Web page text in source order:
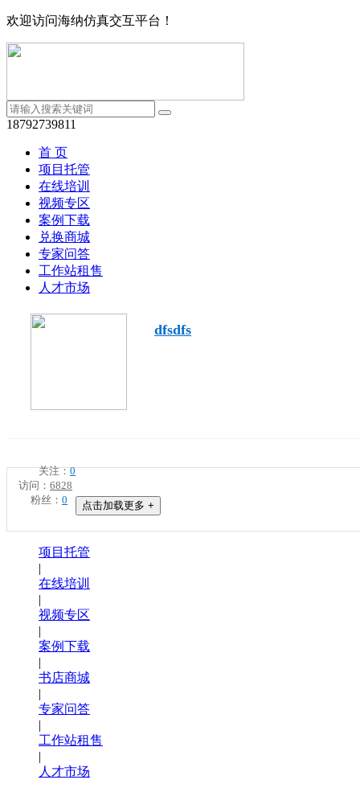
欢迎访问海纳仿真交互平台！
18792739811
首 页
项目托管
在线培训
视频专区
案例下载
兑换商城
专家问答
工作站租售
人才市场
dfsdfs
关注：0
访问： 6828
粉丝： 0 点击加载更多 +
项目托管
|
在线培训
|
视频专区
|
案例下载
|
书店商城
|
专家问答
|
工作站租售
|
人才市场